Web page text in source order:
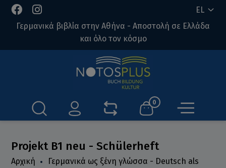
EL
Γερμανικά βιβλία στην Αθήνα - Αποστολή σε Ελλάδα
και όλο τον κόσμο
0
Projekt B1 neu - Schülerheft
Αρχική
Γερμανικά ως ξένη γλώσσα - Deutsch als